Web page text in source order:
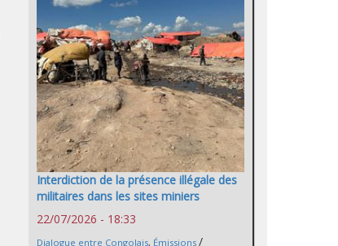
Interdiction de la présence illégale des
militaires dans les sites miniers
22/07/2026 - 18:33
Dialogue entre Congolais, Émissions /